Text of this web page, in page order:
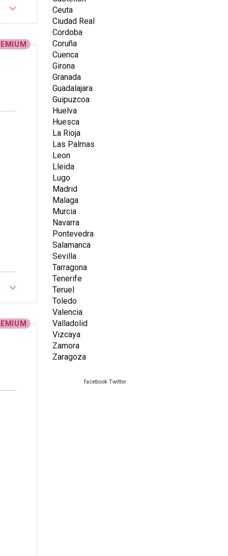
Ceuta
Ciudad Real
Cordoba
Coruña
Cuenca
Girona
Granada
Guadalajara
Guipuzcoa
Huelva
Huesca
La Rioja
Las Palmas
Leon
Lleida
Lugo
Madrid
Malaga
Murcia
Navarra
Pontevedra
Salamanca
Sevilla
Tarragona
Tenerife
Teruel
Toledo
Valencia
Valladolid
Vizcaya
Zamora
Zaragoza
facebook Twitter